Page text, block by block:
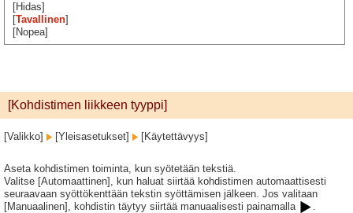
[Hidas]
[Tavallinen]
[Nopea]
[Kohdistimen liikkeen tyyppi]
[Valikko] [Yleisasetukset] [Käytettävyys]
Aseta kohdistimen toiminta, kun syötetään tekstiä.
Valitse [Automaattinen], kun haluat siirtää kohdistimen automaattisesti
seuraavaan syöttökenttään tekstin syöttämisen jälkeen. Jos valitaan
[Manuaalinen], kohdistin täytyy siirtää manuaalisesti painamalla
.